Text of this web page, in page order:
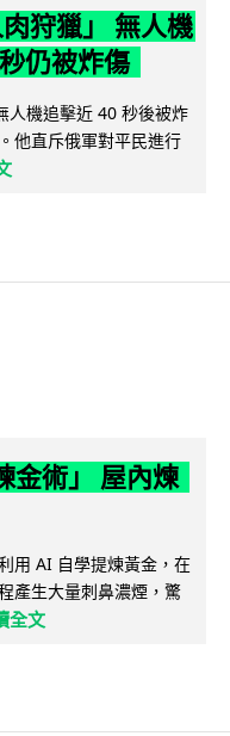
狩獵」 無人機
仍被炸傷
人機追擊近 40 秒後被炸
他直斥俄軍對平民進行
金術」 屋內煉
用 AI 自學提煉黃金，在
產生大量刺鼻濃煙，驚
全文